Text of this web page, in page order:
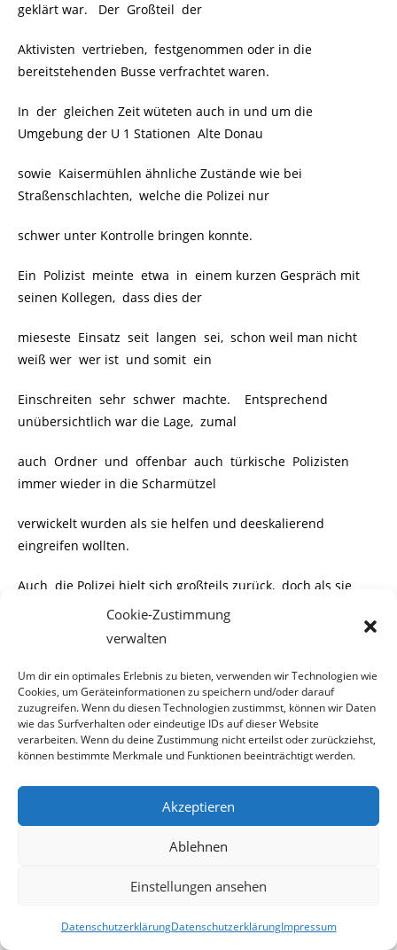
Cookie-Zustimmung
verwalten
Um dir ein optimales Erlebnis zu bieten, verwenden wir Technologien wie
Cookies, um Geräteinformationen zu speichern und/oder darauf
zuzugreifen. Wenn du diesen Technologien zustimmst, können wir Daten
wie das Surfverhalten oder eindeutige IDs auf dieser Website
verarbeiten. Wenn du deine Zustimmung nicht erteilst oder zurückziehst,
können bestimmte Merkmale und Funktionen beeinträchtigt werden.
Akzeptieren
Ablehnen
Einstellungen ansehen
DatenschutzerklärungDatenschutzerklärungImpressum
geklärt war. Der Großteil der
Aktivisten vertrieben, festgenommen oder in die
bereitstehenden Busse verfrachtet waren.
In der gleichen Zeit wüteten auch in und um die
Umgebung der U 1 Stationen Alte Donau
sowie Kaisermühlen ähnliche Zustände wie bei
Straßenschlachten, welche die Polizei nur
schwer unter Kontrolle bringen konnte.
Ein Polizist meinte etwa in einem kurzen Gespräch mit
seinen Kollegen, dass dies der
mieseste Einsatz seit langen sei, schon weil man nicht
weiß wer wer ist und somit ein
Einschreiten sehr schwer machte. Entsprechend
unübersichtlich war die Lage, zumal
auch Ordner und offenbar auch türkische Polizisten
immer wieder in die Scharmützel
verwickelt wurden als sie helfen und deeskalierend
eingreifen wollten.
Auch die Polizei hielt sich großteils zurück, doch als sie
selbst angegriffen wurde sowie
Gefahr für andere Menschen bestand, griff man
entsprechend durch. Gegen 20:00 Uhr
war endlich Frieden in der Donaustadt weil alle türkischen
Aktivisten beider Lager groß-
übernahm den wieder den normalen